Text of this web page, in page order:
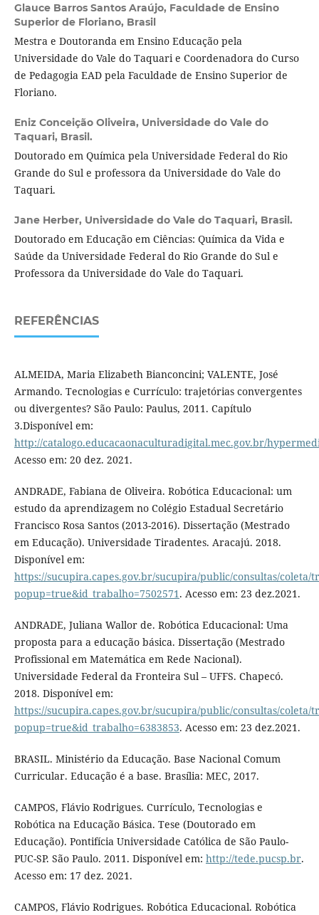
Glauce Barros Santos Araújo, Faculdade de Ensino
Superior de Floriano, Brasil
Mestra e Doutoranda em Ensino Educação pela
Universidade do Vale do Taquari e Coordenadora do Curso
de Pedagogia EAD pela Faculdade de Ensino Superior de
Floriano.
Eniz Conceição Oliveira, Universidade do Vale do
Taquari, Brasil.
Doutorado em Química pela Universidade Federal do Rio
Grande do Sul e professora da Universidade do Vale do
Taquari.
Jane Herber, Universidade do Vale do Taquari, Brasil.
Doutorado em Educação em Ciências: Química da Vida e
Saúde da Universidade Federal do Rio Grande do Sul e
Professora da Universidade do Vale do Taquari.
REFERÊNCIAS
ALMEIDA, Maria Elizabeth Bianconcini; VALENTE, José
Armando. Tecnologias e Currículo: trajetórias convergentes
ou divergentes? São Paulo: Paulus, 2011. Capítulo
3.Disponível em:
http://catalogo.educacaonaculturadigital.mec.gov.br/
Acesso em: 20 dez. 2021.
ANDRADE, Fabiana de Oliveira. Robótica Educacional: um
estudo da aprendizagem no Colégio Estadual Secretário
Francisco Rosa Santos (2013-2016). Dissertação (Mestrado
em Educação). Universidade Tiradentes. Aracajú. 2018.
Disponível em:
https://sucupira.capes.gov.br/sucupira/public/consultas/coleta/
popup=true&id_trabalho=7502571. Acesso em: 23 dez.2021.
ANDRADE, Juliana Wallor de. Robótica Educacional: Uma
proposta para a educação básica. Dissertação (Mestrado
Profissional em Matemática em Rede Nacional).
Universidade Federal da Fronteira Sul – UFFS. Chapecó.
2018. Disponível em:
https://sucupira.capes.gov.br/sucupira/public/consultas/coleta/
popup=true&id_trabalho=6383853. Acesso em: 23 dez.2021.
BRASIL. Ministério da Educação. Base Nacional Comum
Curricular. Educação é a base. Brasília: MEC, 2017.
CAMPOS, Flávio Rodrigues. Currículo, Tecnologias e
Robótica na Educação Básica. Tese (Doutorado em
Educação). Pontifícia Universidade Católica de São Paulo-
PUC-SP. São Paulo. 2011. Disponível em: http://tede.pucsp.br.
Acesso em: 17 dez. 2021.
CAMPOS, Flávio Rodrigues. Robótica Educacional. Robótica